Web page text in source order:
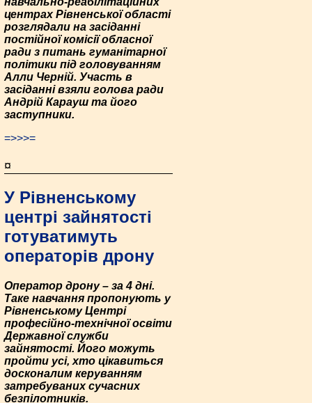
центрах Рівненської області
розглядали на засіданні
постійної комісії обласної
ради з питань гуманітарної
політики під головуванням
Алли Черній. Участь в
засіданні взяли голова ради
Андрій Карауш та його
заступники.
=>>>=
¤
У Рівненському
центрі зайнятості
готуватимуть
операторів дрону
Оператор дрону – за 4 дні.
Таке навчання пропонують у
Рівненському Центрі
професійно-технічної освіти
Державної служби
зайнятості. Його можуть
пройти усі, хто цікавиться
досконалим керуванням
затребуваних сучасних
безпілотників.